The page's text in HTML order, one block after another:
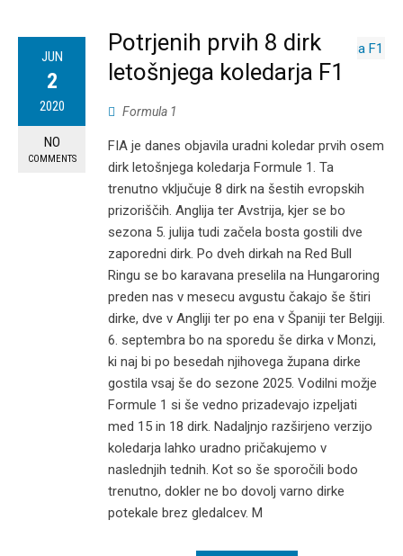
JUN
2
2020
NO
COMMENTS
Potrjenih prvih 8 dirk
letošnjega koledarja F1
Formula 1
FIA je danes objavila uradni koledar prvih osem
dirk letošnjega koledarja Formule 1. Ta
trenutno vključuje 8 dirk na šestih evropskih
prizoriščih. Anglija ter Avstrija, kjer se bo
sezona 5. julija tudi začela bosta gostili dve
zaporedni dirk. Po dveh dirkah na Red Bull
Ringu se bo karavana preselila na Hungaroring
preden nas v mesecu avgustu čakajo še štiri
dirke, dve v Angliji ter po ena v Španiji ter Belgiji.
6. septembra bo na sporedu še dirka v Monzi,
ki naj bi po besedah njihovega župana dirke
gostila vsaj še do sezone 2025. Vodilni možje
Formule 1 si še vedno prizadevajo izpeljati
med 15 in 18 dirk. Nadaljnjo razširjeno verzijo
koledarja lahko uradno pričakujemo v
naslednjih tednih. Kot so še sporočili bodo
trenutno, dokler ne bo dovolj varno dirke
potekale brez gledalcev. M